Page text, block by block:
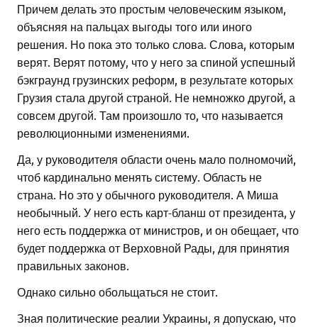
Причем делать это простым человеческим языком,
объясняя на пальцах выгоды того или иного
решения. Но пока это только слова. Слова, которым
верят. Верят потому, что у него за спиной успешный
бэкграунд грузинских реформ, в результате которых
Грузия стала другой страной. Не немножко другой, а
совсем другой. Там произошло то, что называется
революционными изменениями.
Да, у руководителя области очень мало полномочий,
чтоб кардинально менять систему. Область не
страна. Но это у обычного руководителя. А Миша
необычный. У него есть карт-бланш от президента, у
него есть поддержка от министров, и он обещает, что
будет поддержка от Верховной Рады, для принятия
правильных законов.
Однако сильно обольщаться не стоит.
Зная политические реалии Украины, я допускаю, что